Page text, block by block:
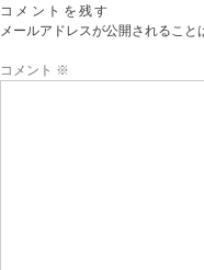
コメントを残す
メールアドレスが公開されること
コメント ※